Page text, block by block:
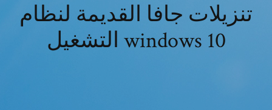
تنزيلات جافا القديمة لنظام
التشغيل windows 10